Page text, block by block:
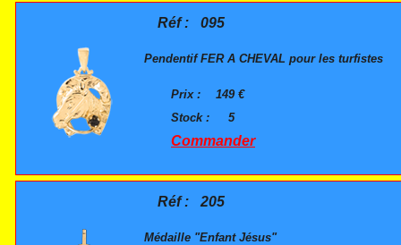
Réf : 095
Pendentif FER A CHEVAL pour les turfistes
Prix :
149 €
Stock :
5
Commander
Réf : 205
Médaille "Enfant Jésus"